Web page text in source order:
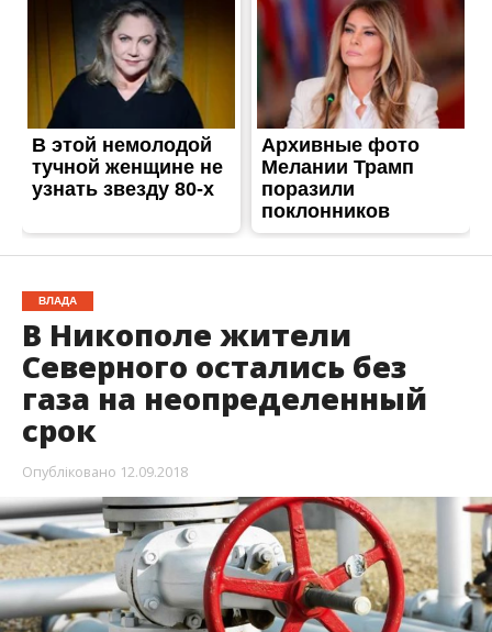
В Никополе жители
Северного остались без
газа на неопределенный
срок
Опубліковано12.09.2018
С 11 на 12 сентября в Никополе в поселке
Северном произошла кража. На
газораспределительном пункте украли
задвижку с трубы среднего давления.
Об этомИнформаторустало известно из
сообщения заместителя городского головы Сергея
Тыхенко в социальной сетиFacebook. В
комментариях под постом никопольчане делятся